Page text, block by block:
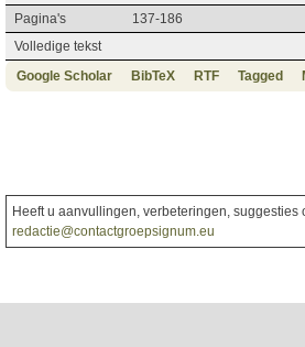
Pagina's
137-186
Volledige tekst
Google Scholar
BibTeX RTF Tagged
Heeft u aanvullingen, verbeteringen,
redactie@contactgroepsignum.eu